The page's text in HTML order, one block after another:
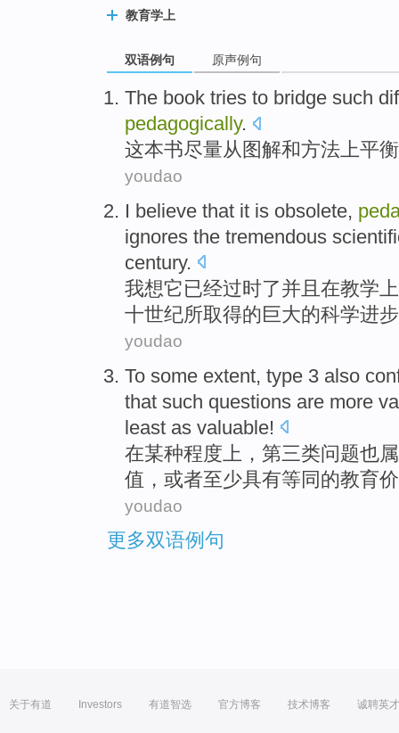
教育学上
双语例句 原声例句
The book tries to bridge such
pedagogically.
这本书尽量从 图解和方法上平衡
youdao
I believe that it is obsolete,
ignores the tremendous
century.
我想它已经过时了并且在教学
十世纪所取得的巨大的科学进步
youdao
To some extent, type 3 also
that such questions are more
least as valuable!
在某种程度上 ，第三类问题也
值 ， 或者至少具有等同 的教育
youdao
更多双语例句
关于有道 Investors 有道智选 官方博客 技术博客 诚聘英才